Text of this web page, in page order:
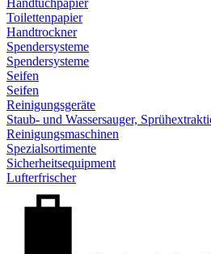
Handtuchpapier
Toilettenpapier
Handtrockner
Spendersysteme
Spendersysteme
Seifen
Seifen
Reinigungsgeräte
Staub- und Wassersauger,
Reinigungsmaschinen
Spezialsortimente
Sicherheitsequipment
Lufterfrischer